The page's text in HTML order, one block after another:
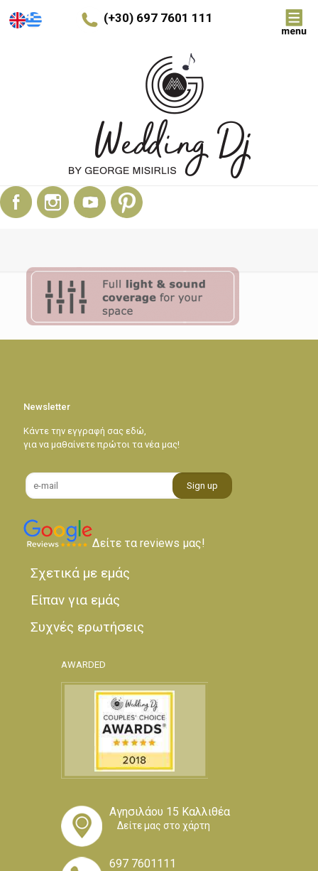
(+30) 697 7601 111
Newsletter
Κάντε την εγγραφή σας εδώ,
για να μαθαίνετε πρώτοι τα νέα μας!
Δείτε τα reviews μας!
Σχετικά με εμάς
Είπαν για εμάς
Συχνές ερωτήσεις
AWARDED
Αγησιλάου 15 Καλλιθέα
Δείτε μας στο χάρτη
697 7601111